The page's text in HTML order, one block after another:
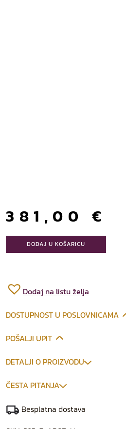
381,00 €
DODAJ U KOŠARICU
Dodaj na listu želja
DOSTUPNOST U POSLOVNICAMA
POŠALJI UPIT
DETALJI O PROIZVODU
ČESTA PITANJA
Besplatna dostava